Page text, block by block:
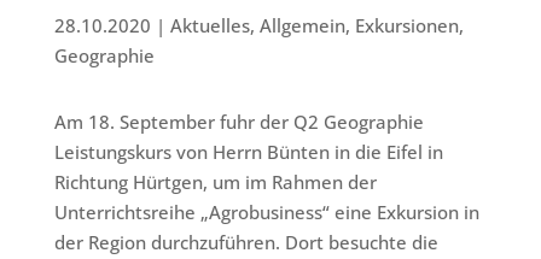
28.10.2020 | Aktuelles, Allgemein, Exkursionen,
Geographie
Am 18. September fuhr der Q2 Geographie
Leistungskurs von Herrn Bünten in die Eifel in
Richtung Hürtgen, um im Rahmen der
Unterrichtsreihe „Agrobusiness“ eine Exkursion in
der Region durchzuführen. Dort besuchte die